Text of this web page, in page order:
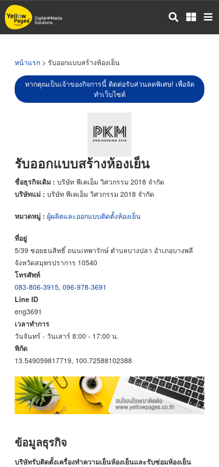
ข้าม
ไป
หน้าแรก > รับออกแบบสร้างห้องเย็น
หากคุณเป็นเจ้าของกิจการนี้ ติดต่อรับส่วนลดพิเศษ! เพื่อจัด
ทำเว็บไซต์
รับออกแบบสร้างห้องเย็น
ชื่อธุรกิจเดิม : บริษัท พีเคเอ็ม วิศวกรรม 2018 จำกัด
บริษัทแม่ : บริษัท พีเคเอ็ม วิศวกรรม 2018 จำกัด
หมวดหมู่ : ผู้ผลิตและออกแบบติดตั้งห้องเย็น
ที่อยู่
5/39 ซอยธนสิทธิ์ ถนนเทพารักษ์ ตำบลบางปลา อำเภอบางพลี
จังหวัดสมุทรปราการ 10540
โทรศัพท์
083-806-3915, 096-978-3691
Line ID
eng3691
เวลาทำการ
วันจันทร์ - วันเสาร์ 8:00 - 17:00 น.
พิกัด
13.549059817719, 100.72588102388
ข้อมูลธุรกิจ
บริษัทรับติดตั้งเครื่องทำความเย็นห้องเย็นและรับซ่อมห้องเย็น